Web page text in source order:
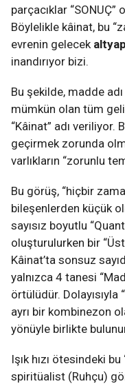
parçacıklar
Böylelikle kâinat, bu
evrenin gelecek
inandırıyor bizi.
Bu şekilde, madde
mümkün olan tüm
“Kâinat” adı veriliyor.
geçirmek zorunda
varlıkların “zorunlu
Bu görüş, “hiçbir
bileşenlerden küçük
sayısız boyutlu
oluşturulurken bir
Kâinat’ta sonsuz
yalnızca 4 tanesi
örtülüdür. Dolayısıyla
ayrı bir kombinezon
yönüyle birlikte
Işık hızı ötesindeki
spiritüalist (Ruhçu)